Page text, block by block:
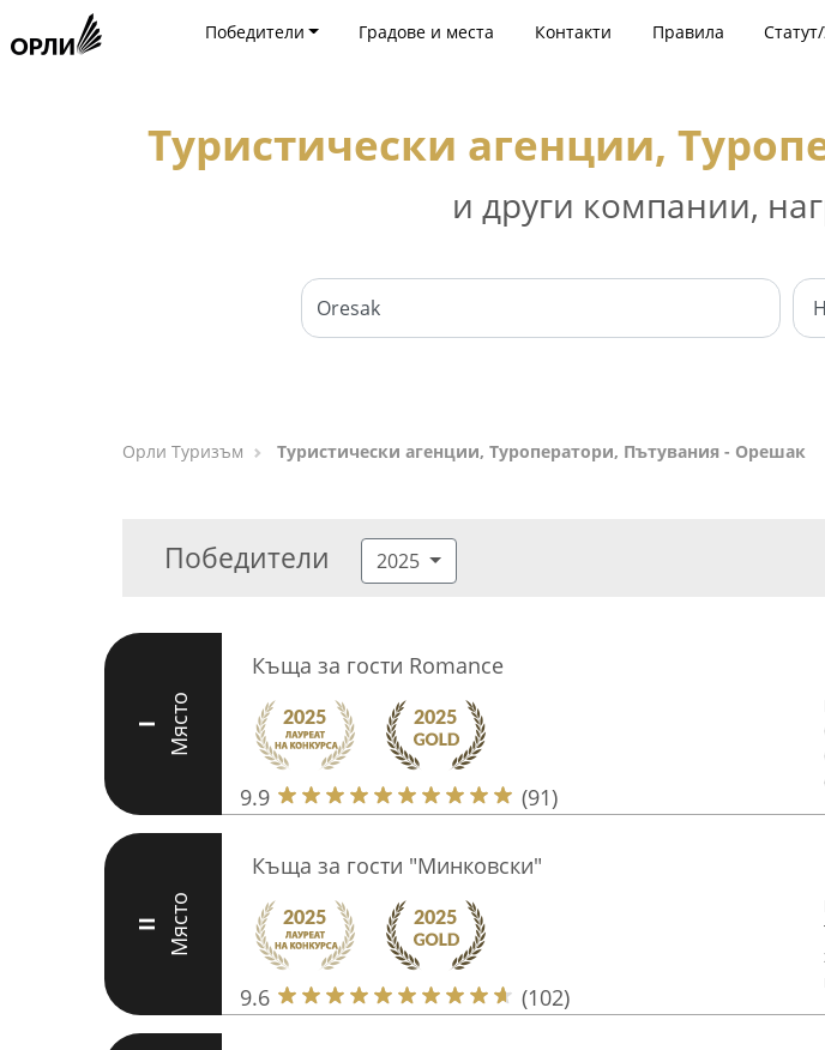
Победители Градове и места Контакти Правила
Туристически агенции,
и други компании,
Орли Туризъм Туристически агенции, Туроператори, Пътувания - Орешак
Победители 2025
I Място
Къща за гости Romance
9.9 (91)
II Място
Къща за гости "Минковски"
9.6 (102)